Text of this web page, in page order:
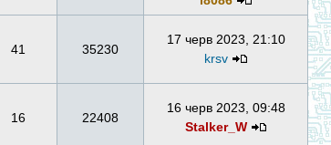
41 35230
17 черв 2023, 21:10
krsv
16 22408
16 черв 2023, 09:48
Stalker_W